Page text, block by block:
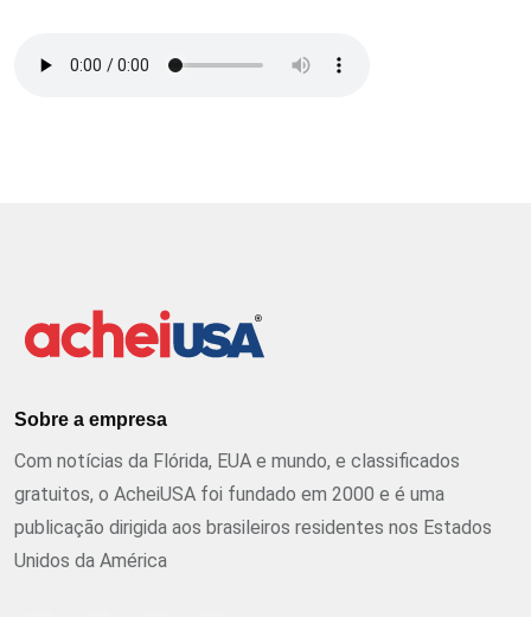
Sobre a empresa
Com notícias da Flórida, EUA e mundo, e classificados
gratuitos, o AcheiUSA foi fundado em 2000 e é uma
publicação dirigida aos brasileiros residentes nos Estados
Unidos da América